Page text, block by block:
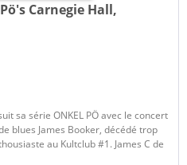
Carnegie Hall,
sa série ONKEL PÖ avec le concert
blues James Booker, décédé trop
au Kultclub #1. James C de